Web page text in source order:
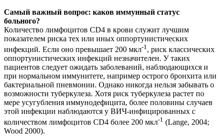
Самый важный вопрос: каков иммунный статус
больного?
Количество лимфоцитов CD4 в крови служит лучшим
показателем риска тех или иных оппортунистических
инфекций. Если оно превышает 200 мкл-1 , риск классических
оппортунистических инфекций незначителен. У таких
пациентов следует ожидать заболеваний, наблюдающихся и
при нормальном иммунитете, например острого бронхита или
бактериальной пневмонии. Однако никогда нельзя забывать о
возможности туберкулеза. Хотя риск туберкулеза растет по
мере усугубления иммунодефицита, более половины случаев
этой инфекции наблюдаются у ВИЧ-инфицированных с
количеством лимфоцитов CD4 более 200 мкл-1 (Lange, 2004;
Wood 2000).